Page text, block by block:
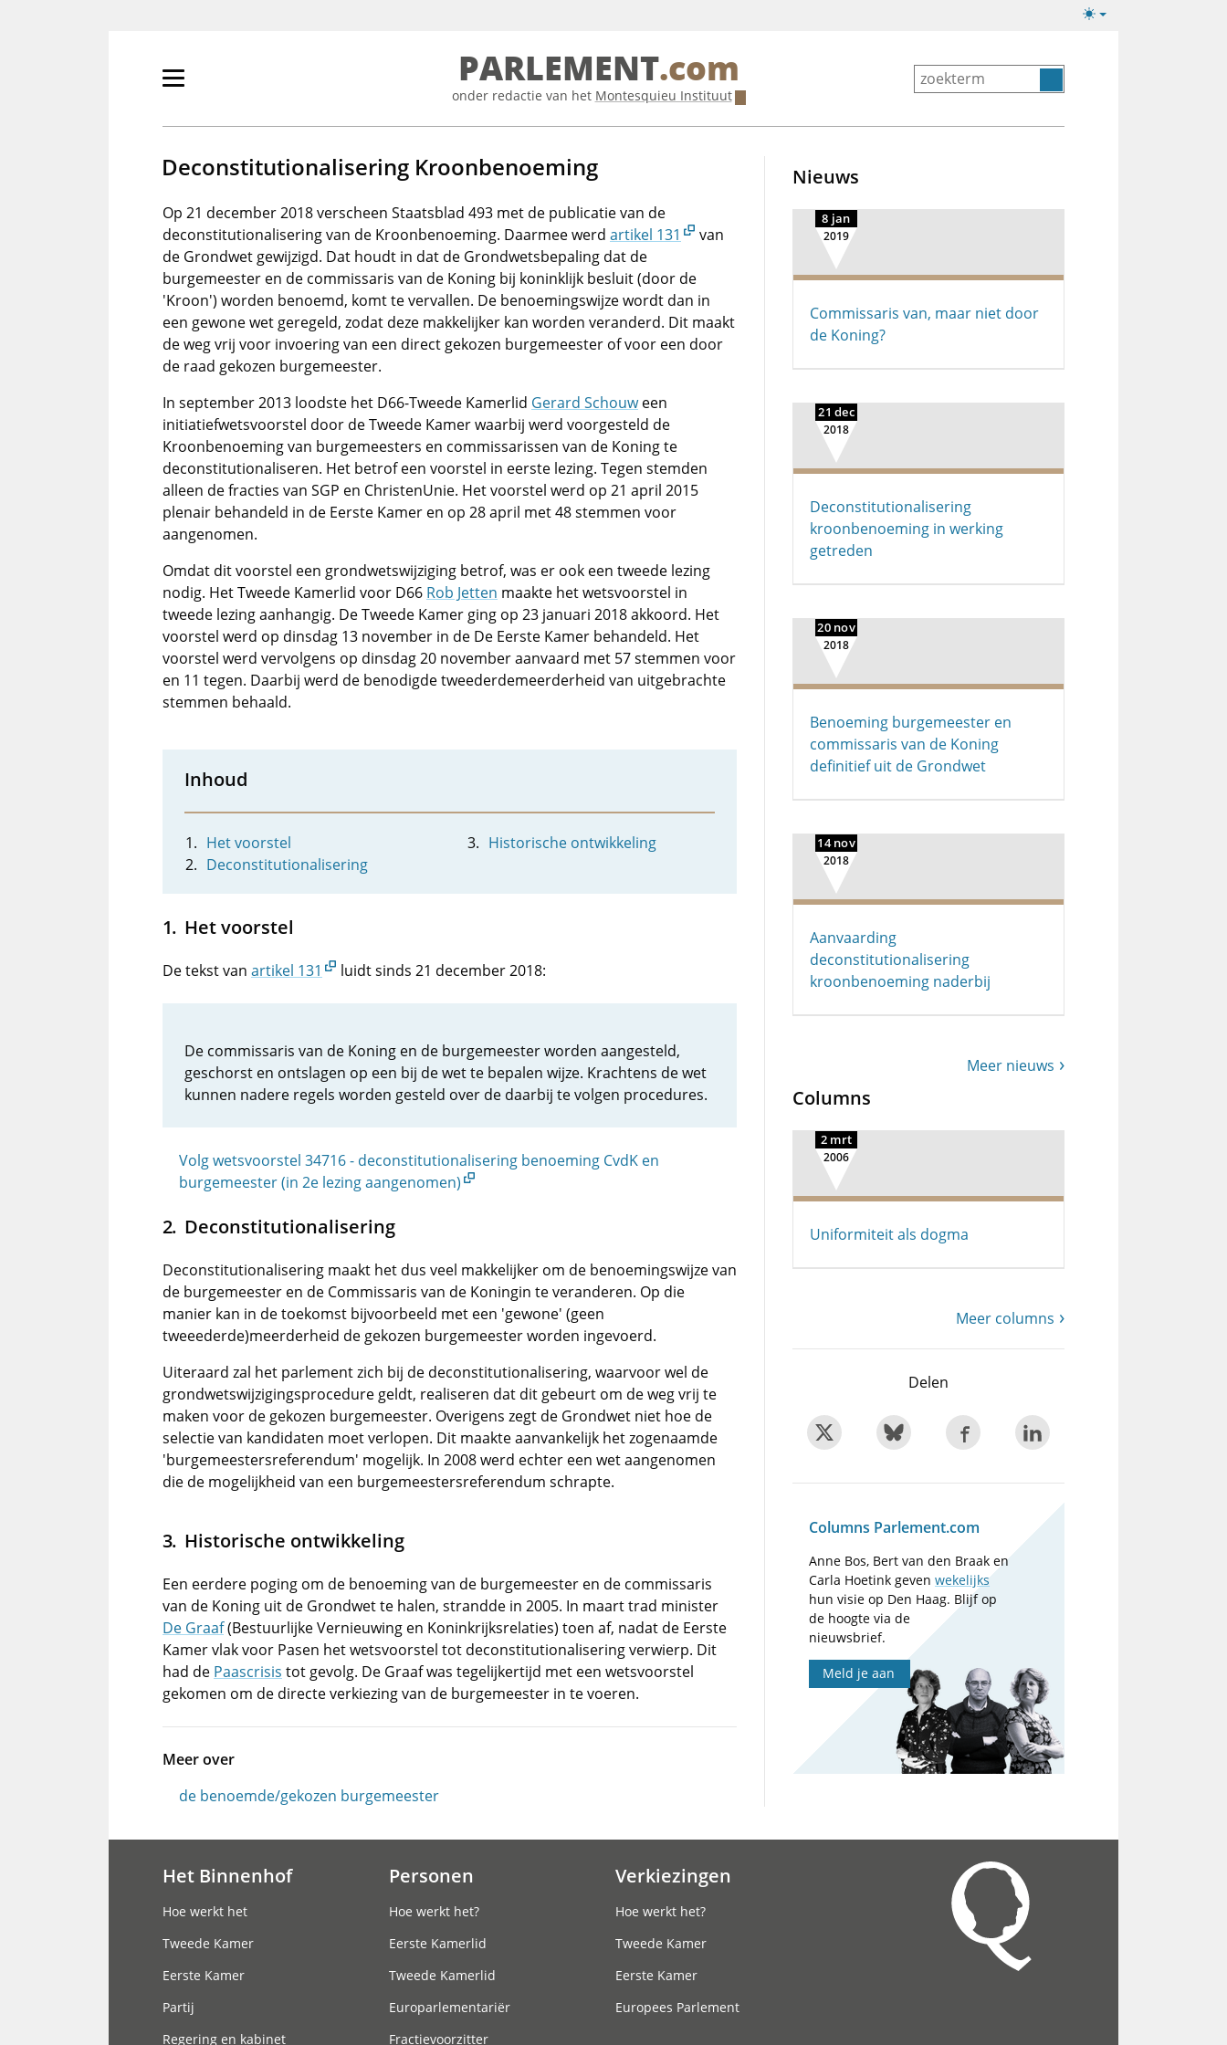
Lichte/donkere
Primair
tonen/verbergen
PARLEMENT.com
onder redactie van het Montesquieu Instituut
Deconstitutionalisering Kroonbenoeming
Op 21 december 2018 verscheen Staatsblad 493 met de publicatie van de
deconstitutionalisering van de Kroonbenoeming. Daarmee werd artikel 131
van
de Grondwet gewijzigd. Dat houdt in dat de Grondwetsbepaling dat de
burgemeester en de commissaris van de Koning bij koninklijk besluit (door de
'Kroon') worden benoemd, komt te vervallen. De benoemingswijze wordt dan in
een gewone wet geregeld, zodat deze makkelijker kan worden veranderd. Dit maakt
de weg vrij voor invoering van een direct gekozen burgemeester of voor een door
de raad gekozen burgemeester.
In september 2013 loodste het D66-Tweede Kamerlid Gerard Schouween
initiatiefwetsvoorstel door de Tweede Kamer waarbij werd voorgesteld de
Kroonbenoeming van burgemeesters en commissarissen van de Koning te
deconstitutionaliseren. Het betrof een voorstel in eerste lezing. Tegen stemden
alleen de fracties van SGP en ChristenUnie. Het voorstel werd op 21 april 2015
plenair behandeld in de Eerste Kamer en op 28 april met 48 stemmen voor
aangenomen.
Omdat dit voorstel een grondwetswijziging betrof, was er ook een tweede lezing
nodig. Het Tweede Kamerlid voor D66 Rob Jetten maakte het wetsvoorstel in
tweede lezing aanhangig. De Tweede Kamer ging op 23 januari 2018 akkoord. Het
voorstel werd op dinsdag 13 november in de De Eerste Kamer behandeld. Het
voorstel werd vervolgens op dinsdag 20 november aanvaard met 57 stemmen voor
en 11 tegen. Daarbij werd de benodigde tweederdemeerderheid van uitgebrachte
stemmen behaald.
Inhoud
Het voorstel
Deconstitutionalisering
Historische ontwikkeling
Het voorstel
De tekst van artikel 131 luidt sinds 21 december 2018:
De commissaris van de Koning en de burgemeester worden aangesteld,
geschorst en ontslagen op een bij de wet te bepalen wijze. Krachtens de wet
kunnen nadere regels worden gesteld over de daarbij te volgen procedures.
Volg wetsvoorstel 34716 - deconstitutionalisering benoeming CvdK en
burgemeester (in 2e lezing aangenomen)
Deconstitutionalisering
Deconstitutionalisering maakt het dus veel makkelijker om de benoemingswijze van
de burgemeester en de Commissaris van de Koningin te veranderen. Op die
manier kan in de toekomst bijvoorbeeld met een 'gewone' (geen
tweeederde)meerderheid de gekozen burgemeester worden ingevoerd.
Uiteraard zal het parlement zich bij de deconstitutionalisering, waarvoor wel de
grondwetswijzigingsprocedure geldt, realiseren dat dit gebeurt om de weg vrij te
maken voor de gekozen burgemeester. Overigens zegt de Grondwet niet hoe de
selectie van kandidaten moet verlopen. Dit maakte aanvankelijk het zogenaamde
'burgemeestersreferendum' mogelijk. In 2008 werd echter een wet aangenomen
die de mogelijkheid van een burgemeestersreferendum schrapte.
Historische ontwikkeling
Een eerdere poging om de benoeming van de burgemeester en de commissaris
van de Koning uit de Grondwet te halen, strandde in 2005. In maart trad minister
De Graaf(Bestuurlijke Vernieuwing en Koninkrijksrelaties) toen af, nadat de Eerste
Kamer vlak voor Pasen het wetsvoorstel tot deconstitutionalisering verwierp. Dit
had de Paascrisis tot gevolg. De Graaf was tegelijkertijd met een wetsvoorstel
gekomen om de directe verkiezing van de burgemeester in te voeren.
Meer over
de benoemde/gekozen burgemeester
Nieuws
8 jan
2019
Commissaris van, maar niet door
de Koning?
21 dec
2018
Deconstitutionalisering
kroonbenoeming in werking
getreden
20 nov
2018
Benoeming burgemeester en
commissaris van de Koning
definitief uit de Grondwet
14 nov
2018
Aanvaarding
deconstitutionalisering
kroonbenoeming naderbij
Meer nieuws
Columns
2 mrt
2006
Uniformiteit als dogma
Meer columns
Delen
Columns Parlement.com
Anne Bos, Bert van den Braak en
Carla Hoetink gevenwekelijks
hun visie op Den Haag. Blijf op
de hoogte via de
nieuwsbrief.
Meld je aan
Het Binnenhof
Hoe werkt het
Tweede Kamer
Eerste Kamer
Partij
Regering en kabinet
Personen
Hoe werkt het?
Eerste Kamerlid
Tweede Kamerlid
Europarlementariër
Fractievoorzitter
Verkiezingen
Hoe werkt het?
Tweede Kamer
Eerste Kamer
Europees Parlement